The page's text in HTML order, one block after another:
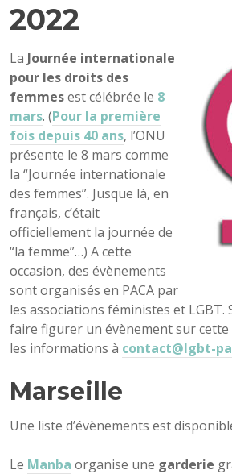
2022
La Journée internationale
pour les droits des
femmesest célébrée le 8
mars. (Pour la première
fois depuis 40 ans, l’ONU
présente le 8 mars comme
la “Journée internationale
des femmes”. Jusque là, en
français, c’était
officiellement la journée de
“la femme”…) A cette
occasion, des évènements
sont organisés en PACA par
les associations féministes et LGBT.
faire figurer un évènement sur cette
les informations à contact@lgbt-
Marseille
Une liste d’évènements est
Le Manba organise une garderie